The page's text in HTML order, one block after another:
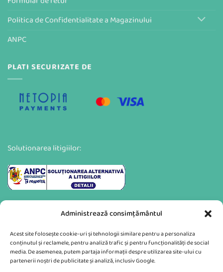
Administrează consimțământul
Acest site folosește cookie-uri și tehnologii similare pentru a personaliza
conținutul și reclamele, pentru analiză trafic și pentru funcționalități de social
media. De asemenea, putem partaja informații despre utilizarea site-ului cu
partenerii noștri de publicitate și analiză, inclusiv Google.
Politica de Confidentialitate a Magazinului
ANPC
PLATI SECURIZATE DE
Solutionarea litigiilor:
Va putem sprijini si prin: